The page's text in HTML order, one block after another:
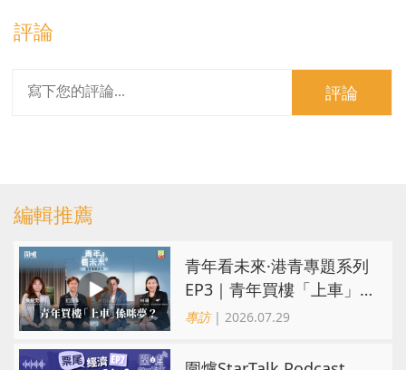
評論
評論
編輯推薦
青年看未來·港青專題系列
EP3｜青年買樓「上車」
係咪夢？ 觀念改變居住選
專訪| 2026.07.29